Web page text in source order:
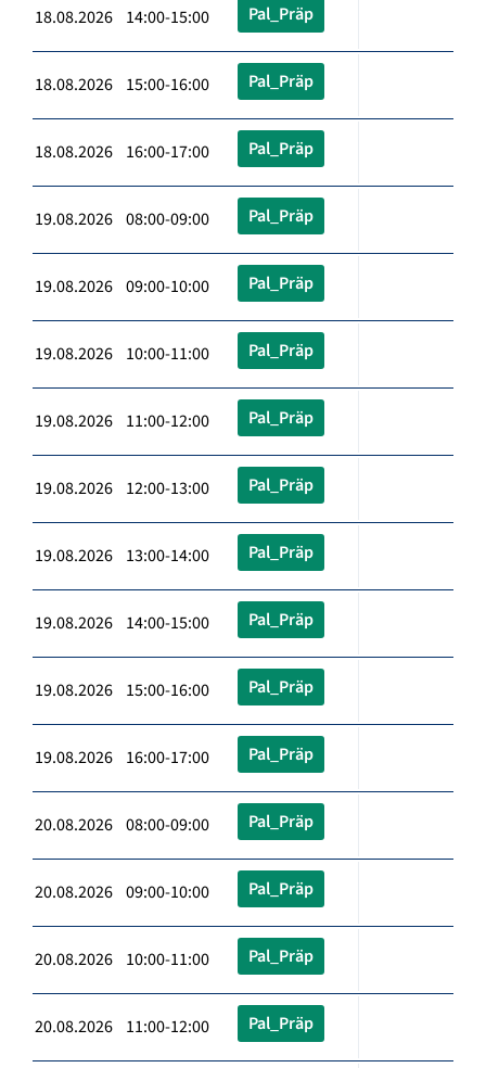
18.08.2026 14:00-15:00 Pal_Präp
18.08.2026 15:00-16:00 Pal_Präp
18.08.2026 16:00-17:00 Pal_Präp
19.08.2026 08:00-09:00 Pal_Präp
19.08.2026 09:00-10:00 Pal_Präp
19.08.2026 10:00-11:00 Pal_Präp
19.08.2026 11:00-12:00 Pal_Präp
19.08.2026 12:00-13:00 Pal_Präp
19.08.2026 13:00-14:00 Pal_Präp
19.08.2026 14:00-15:00 Pal_Präp
19.08.2026 15:00-16:00 Pal_Präp
19.08.2026 16:00-17:00 Pal_Präp
20.08.2026 08:00-09:00 Pal_Präp
20.08.2026 09:00-10:00 Pal_Präp
20.08.2026 10:00-11:00 Pal_Präp
20.08.2026 11:00-12:00 Pal_Präp